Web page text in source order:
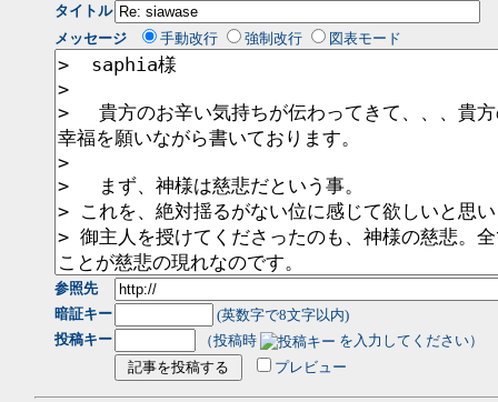
タイトル
メッセージ
手動改行 強制改行 図表モード
参照先
暗証キー
(英数字で8文字以内)
投稿キー
（投稿時
を入力してください）
プレビュー